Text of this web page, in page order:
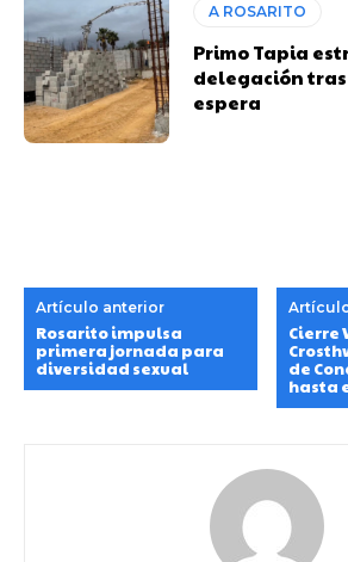
A ROSARITO
Primo Tapia
delegación tras
espera
Artículo anterior
Rosarito impulsa
primera jornada para
diversidad sexual
Cierre
de
hasta